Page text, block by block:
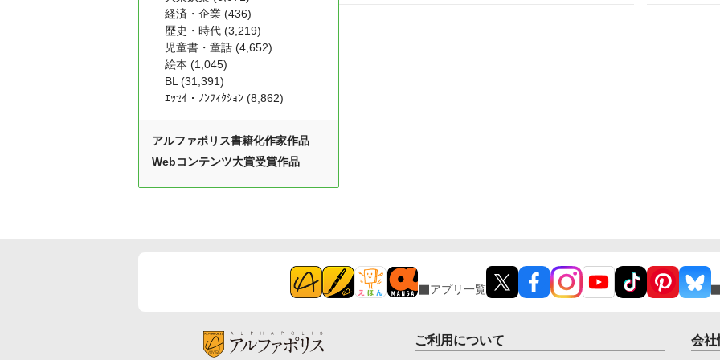
経済・企業 (436)
歴史・時代 (3,219)
児童書・童話 (4,652)
絵本 (1,045)
BL (31,391)
ｴｯｾｲ・ﾉﾝﾌｨｸｼｮﾝ (8,862)
アルファポリス書籍化作家作品
Webコンテンツ大賞受賞作品
アプリ一覧
ご利用について 会社